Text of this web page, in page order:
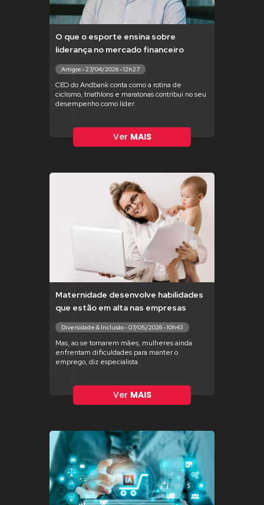
O que o esporte ensina sobre
liderança no mercado financeiro
Artigos - 27/04/2026 - 12h27
CEO do Andbank conta como a rotina de
ciclismo, triathlons e maratonas contribui no seu
desempenho como líder
Ver MAIS
Maternidade desenvolve habilidades
que estão em alta nas empresas
Diversidade & Inclusão - 07/05/2026 - 10h43
Mas, ao se tornarem mães, mulheres ainda
enfrentam dificuldades para manter o
emprego, diz especialista
Ver MAIS